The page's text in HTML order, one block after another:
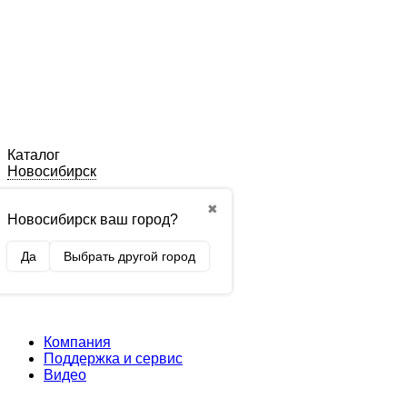
Каталог
Новосибирск
✖
Новосибирск ваш город?
Да Выбрать другой город
Компания
Поддержка и сервис
Видео